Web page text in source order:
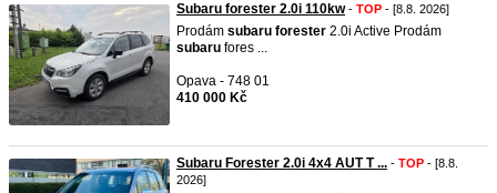
Subaru forester 2.0i 110kw- TOP - [8.8. 2026]
Prodám subaru forester 2.0i Active Prodám
subaru fores ...
Opava - 748 01
410 000 Kč
Subaru Forester 2.0i 4x4 AUT T ... - TOP - [8.8.
2026]